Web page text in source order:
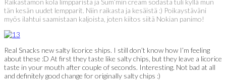
tän kesän uudet lempparit. Niin raikasta ja kesäistä :) Poikaystäväni
myös ilahtui saamistaan kaljoista, joten kiitos siitä Nokian panimo!
Real Snacks new salty licorice ships. I still don’t know how I’m feeling
about these :D At first they taste like salty chips, but they leave a licorice
taste in your mouth after couple of seconds. Interesting. Not bad at all
and definitely good change for originally salty chips :)